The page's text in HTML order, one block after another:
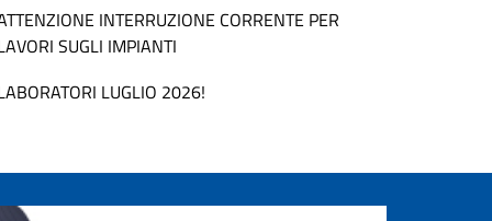
INTERRUZIONE CORRENTE PER
SUGLI IMPIANTI
LUGLIO 2026!